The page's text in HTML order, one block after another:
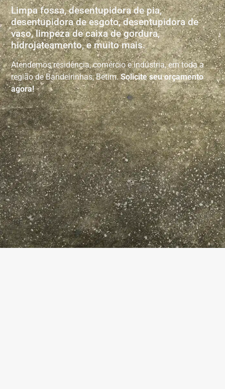
Limpa fossa, desentupidora de pia,
desentupidora de esgoto, desentupidora de
vaso, limpeza de caixa de gordura,
hidrojateamento, e muito mais.
Atendemos residência, comércio e indústria, em toda a
região de Bandeirinhas, Betim.Solicite seu orçamento
agora!